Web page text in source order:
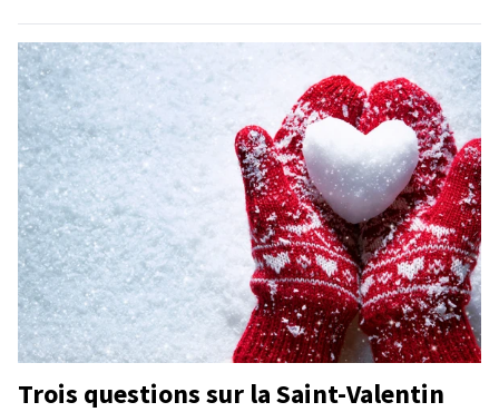
Trois questions sur la Saint-Valentin